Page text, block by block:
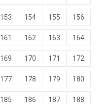
153 154 155 156
161 162 163 164
169 170 171 172
177 178 179 180
185 186 187 188